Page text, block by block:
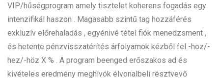
VIP/hűségprogram amely tisztelet koherens fogadás egy
intenzifikál haszon . Magasabb szintű tag hozzáférés
exkluzív előrehaladás , egyénivé tétel fiók menedzsment ,
és hetente pénzvisszatérítés árfolyamok kézből fel -hoz/-
hez/-höz X % . A program beenged erőszakos ad és
kivételes eredmény meghívók élvonalbeli résztvevő